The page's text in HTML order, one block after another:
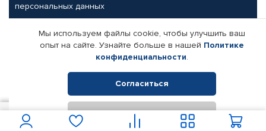
персональных данных
Партнерам
Корпоративным клиентам
Поставщикам
Реквизиты компании
© КАМАЗ ЦЕНТР ДОНЕЦК, 2015-2026. Все права защищены.
Интернет-магазин автомобильных товаров Автопрофи.
Мы используем файлы cookie, чтобы улучшить ваш
опыт на сайте. Узнайте больше в нашей Политике
конфиденциальности.
Согласиться
Отклонить
В корзину